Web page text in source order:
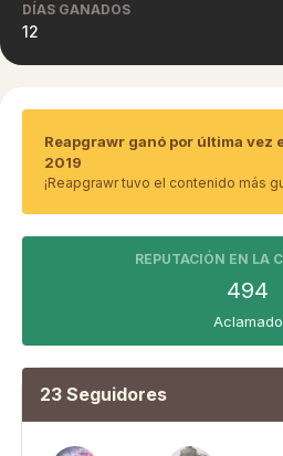
DÍAS GANADOS
12
Reapgrawr ganó por última vez
2019
¡Reapgrawr tuvo el contenido más
REPUTACIÓN EN LA
494
Aclamado
23 Seguidores